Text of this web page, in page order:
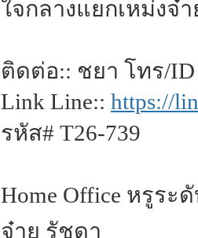
ใจกลางแยกเหม่งจ๋
ติดต่อ:: ชยา โทร/ID
Link Line:: https://
รหัส# T26-739
Home Office หรูระ
จ๋าย รัชดา